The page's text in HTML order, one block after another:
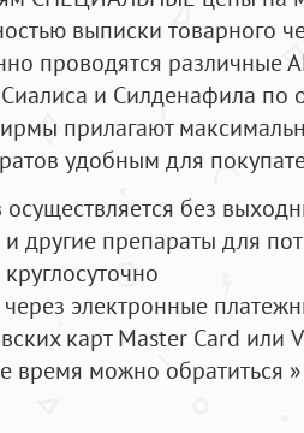
выписки товарного
проводятся
и Силденафила по
прилагают
удобным для
без
и другие препараты для
электронные
карт Master Card или
время можно обратиться